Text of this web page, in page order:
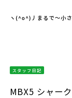
ヽ(^o^)丿まるで〜小
スタッフ日記
MBX5 シャー